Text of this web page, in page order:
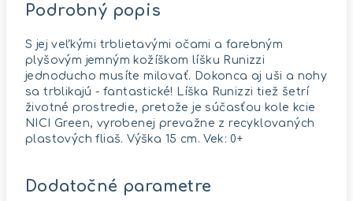
Podrobný popis
S jej veľkými trblietavými očami a farebným
plyšovým jemným kožíškom líšku Runizzi
jednoducho musíte milovať. Dokonca aj uši a nohy
sa trblikajú - fantastické! Líška Runizzi tiež šetrí
životné prostredie, pretože je súčasťou kole kcie
NICI Green, vyrobenej prevažne z recyklovaných
plastových fliaš. Výška 15 cm. Vek: 0+
Dodatočné parametre